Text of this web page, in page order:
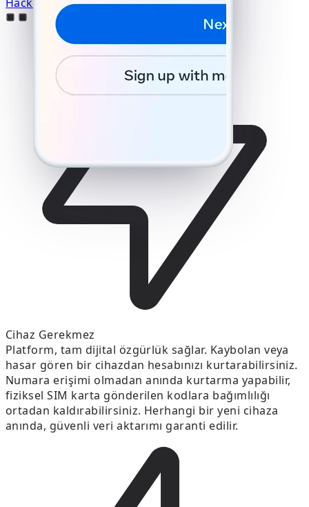
Yanlış numara mı?
6 haneli kodu girin
SMS'i yeniden gönder 59:49 Beni ara
Cihaz Gerekmez
Platform, tam dijital özgürlük sağlar. Kaybolan veya
hasar gören bir cihazdan hesabınızı kurtarabilirsiniz.
Numara erişimi olmadan anında kurtarma yapabilir,
fiziksel SIM karta gönderilen kodlara bağımlılığı
ortadan kaldırabilirsiniz. Herhangi bir yeni cihaza
anında, güvenli veri aktarımı garanti edilir.